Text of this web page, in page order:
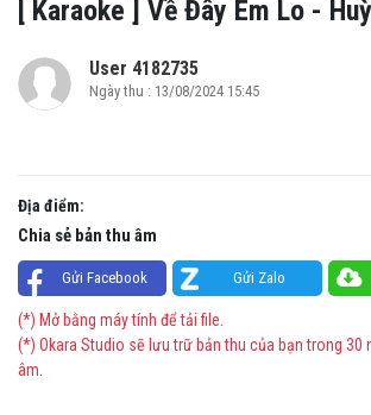
[ Karaoke ] Về Đây Em Lo -
User 4182735
Ngày thu : 13/08/2024 15:45
Địa điểm:
Chia sẻ bản thu âm
Gửi Facebook Gửi Zalo
(*) Mở bằng máy tính để tải file.
(*) Okara Studio sẽ lưu trữ bản thu của bạn trong 30
âm.